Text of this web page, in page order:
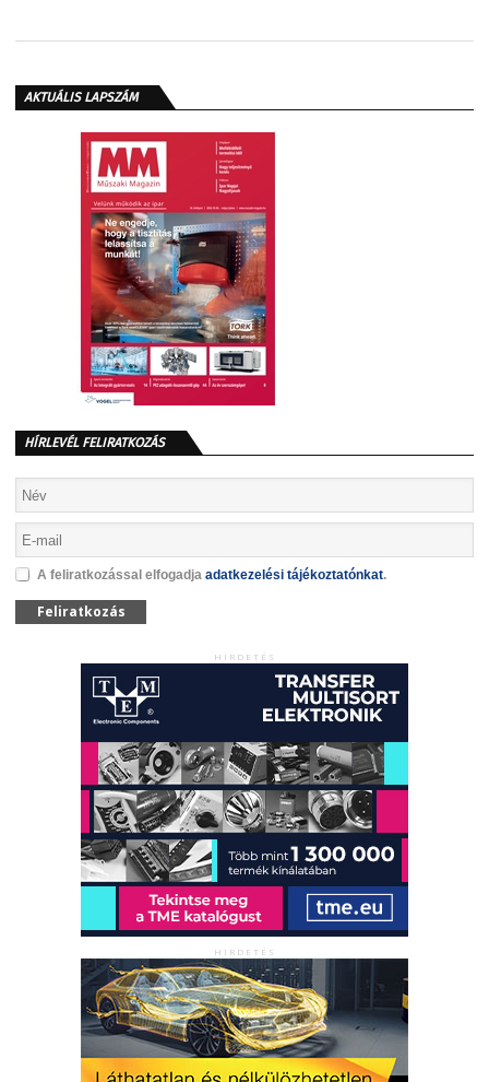
AKTUÁLIS LAPSZÁM
HÍRLEVÉL FELIRATKOZÁS
A feliratkozással elfogadja adatkezelési tájékoztatónkat.
Feliratkozás
HIRDETÉS
HIRDETÉS